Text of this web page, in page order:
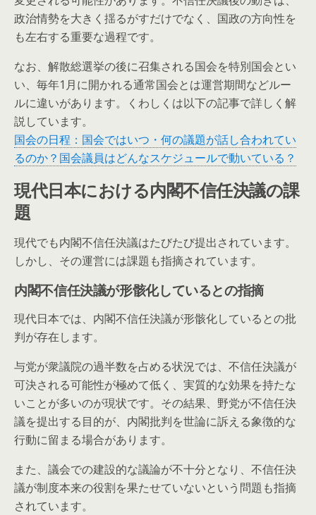
政治情勢を大きく揺るがすだけでなく、国政の方向性を
も左右する重要な過程です。
なお、解散総選挙の後に召集される国会を特別国会とい
い、毎年1月に開かれる通常国会とは運営期間などルー
ルに違いがあります。くわしくは以下の記事で詳しく解
説しています。
国会の日程：国会ではいつ・何の議題が話し合われてい
るのか？国会議員はどんなスケジュールで動いている？
現代日本における内閣不信任決議の課
題
現代でも内閣不信任決議はたびたび提出されています。
しかし、その運営には課題も指摘されています。
内閣不信任決議が形骸化しているとの指摘
現代日本では、内閣不信任決議が形骸化しているとの批
判が存在します。
与党が衆議院の過半数を占める状況では、不信任決議が
可決される可能性が極めて低く、実質的な効果を持たな
いことが多いのが現状です。その結果、野党が不信任決
議を提出する目的が、内閣批判を世論に訴える象徴的な
行動に留まる場合があります。
また、議会での建設的な議論が不十分となり、不信任決
議が制度本来の役割を果たせていないという問題も指摘
されています。